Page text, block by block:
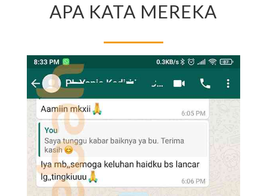
APA KATA MEREKA